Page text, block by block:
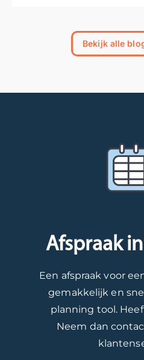
Bekijk alle
Afspraak
Een afspraak voor
gemakkelijk en
planning tool.
Neem dan